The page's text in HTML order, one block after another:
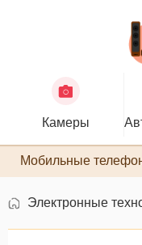
Камеры
Мобильные
Электронные